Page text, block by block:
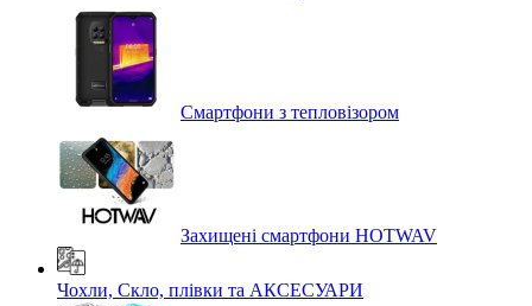
Смартфони з тепловізором
Захищені смартфони HOTWAV
Чохли, Скло, плівки та АКСЕСУАРИ